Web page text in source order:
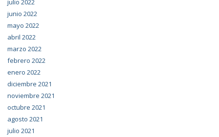
julio 2022
junio 2022
mayo 2022
abril 2022
marzo 2022
febrero 2022
enero 2022
diciembre 2021
noviembre 2021
octubre 2021
agosto 2021
julio 2021